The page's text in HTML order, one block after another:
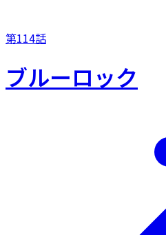
第114話
ブルーロック